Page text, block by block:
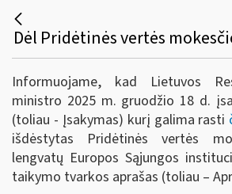
Informuojame, kad Lietuvos
ministro 2025 m. gruodžio 18 d.
(toliau - Įsakymas) kurį galima rasti
išdėstytas Pridėtinės vertės
lengvatų Europos Sąjungos
taikymo tvarkos aprašas (toliau –